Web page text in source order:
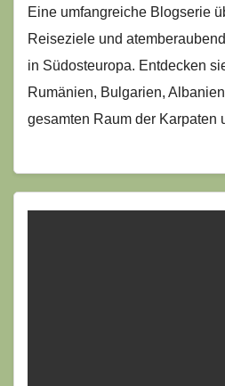
Eine umfangreiche Blogserie
Reiseziele und
in Südosteuropa. Entdecken
Rumänien, Bulgarien,
gesamten Raum der